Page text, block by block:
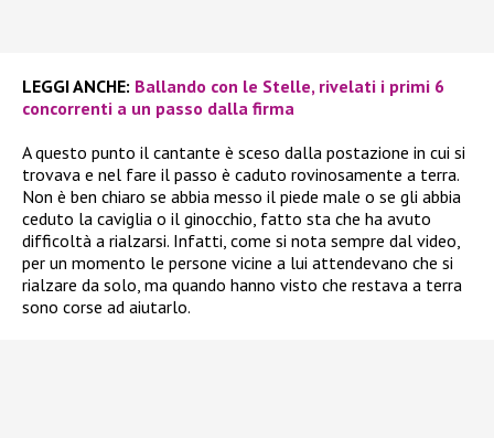
LEGGI ANCHE: Ballando con le Stelle, rivelati i primi 6
concorrenti a un passo dalla firma
A questo punto il cantante è sceso dalla postazione in cui si
trovava e nel fare il passo è caduto rovinosamente a terra.
Non è ben chiaro se abbia messo il piede male o se gli abbia
ceduto la caviglia o il ginocchio, fatto sta che ha avuto
difficoltà a rialzarsi. Infatti, come si nota sempre dal video,
per un momento le persone vicine a lui attendevano che si
rialzare da solo, ma quando hanno visto che restava a terra
sono corse ad aiutarlo.